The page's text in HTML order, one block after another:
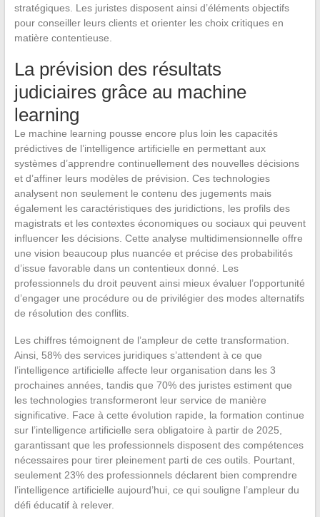
stratégiques. Les juristes disposent ainsi d’éléments objectifs
pour conseiller leurs clients et orienter les choix critiques en
matière contentieuse.
La prévision des résultats
judiciaires grâce au machine
learning
Le machine learning pousse encore plus loin les capacités
prédictives de l’intelligence artificielle en permettant aux
systèmes d’apprendre continuellement des nouvelles décisions
et d’affiner leurs modèles de prévision. Ces technologies
analysent non seulement le contenu des jugements mais
également les caractéristiques des juridictions, les profils des
magistrats et les contextes économiques ou sociaux qui peuvent
influencer les décisions. Cette analyse multidimensionnelle offre
une vision beaucoup plus nuancée et précise des probabilités
d’issue favorable dans un contentieux donné. Les
professionnels du droit peuvent ainsi mieux évaluer l’opportunité
d’engager une procédure ou de privilégier des modes alternatifs
de résolution des conflits.
Les chiffres témoignent de l’ampleur de cette transformation.
Ainsi, 58% des services juridiques s’attendent à ce que
l’intelligence artificielle affecte leur organisation dans les 3
prochaines années, tandis que 70% des juristes estiment que
les technologies transformeront leur service de manière
significative. Face à cette évolution rapide, la formation continue
sur l’intelligence artificielle sera obligatoire à partir de 2025,
garantissant que les professionnels disposent des compétences
nécessaires pour tirer pleinement parti de ces outils. Pourtant,
seulement 23% des professionnels déclarent bien comprendre
l’intelligence artificielle aujourd’hui, ce qui souligne l’ampleur du
défi éducatif à relever.